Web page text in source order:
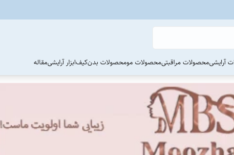
آرایشیمحصولات مراقبتیمحصولات مومحصولات بدنکیفابزار آرایشیمقاله